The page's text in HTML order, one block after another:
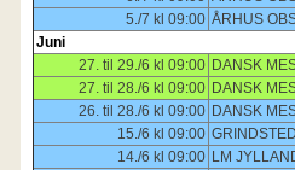
5./7 kl 09:00 ÅRHUS
Juni
27. til 29./6 kl 09:00 DANSK
27. til 28./6 kl 09:00 DANSK
26. til 28./6 kl 09:00 DANSK
15./6 kl 09:00
14./6 kl 09:00 LM